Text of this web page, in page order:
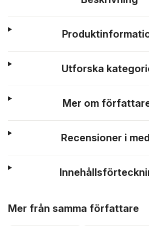
Utforska
Mer om
Recensioner i
Mer från samma författare